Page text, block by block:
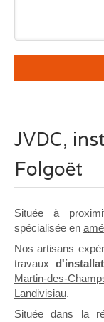
JVDC,
Folgoët
Située à
spécialisée en
Nos artisans
travaux
Martin-des-
Landivisiau.
Située dans la